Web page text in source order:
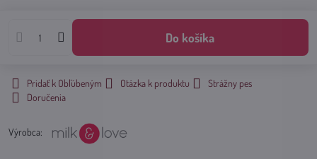
Do košíka
Pridať k Obľúbeným Otázka k produktu
Strážny pes
Doručenia
Výrobca: